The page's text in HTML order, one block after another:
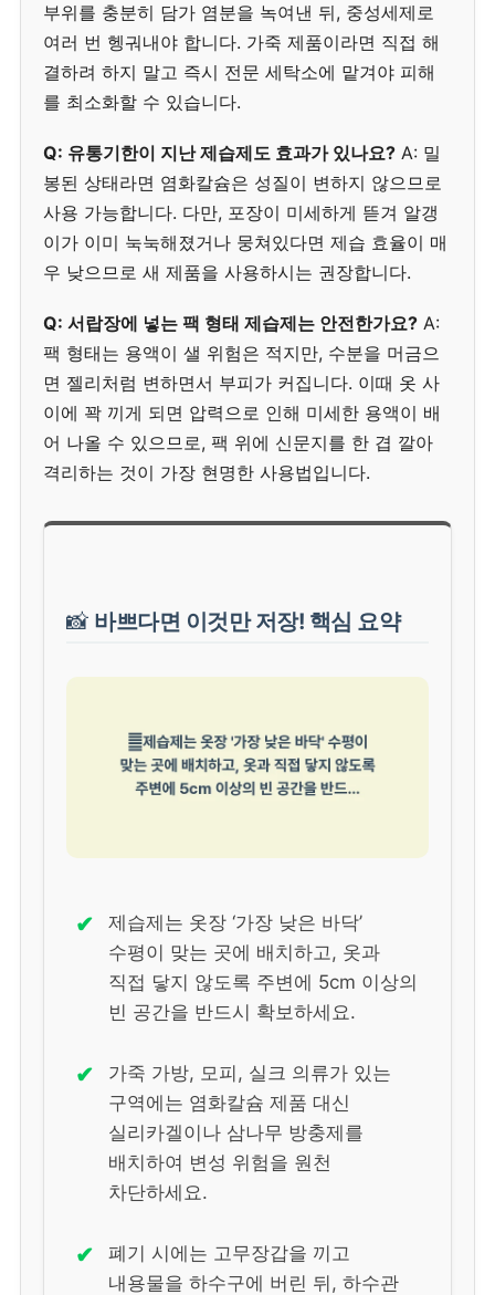
부위를 충분히 담가 염분을 녹여낸 뒤, 중성세제로
여러 번 헹궈내야 합니다. 가죽 제품이라면 직접 해
결하려 하지 말고 즉시 전문 세탁소에 맡겨야 피해
를 최소화할 수 있습니다.
Q: 유통기한이 지난 제습제도 효과가 있나요? A: 밀
봉된 상태라면 염화칼슘은 성질이 변하지 않으므로
사용 가능합니다. 다만, 포장이 미세하게 뜯겨 알갱
이가 이미 눅눅해졌거나 뭉쳐있다면 제습 효율이 매
우 낮으므로 새 제품을 사용하시는 권장합니다.
Q: 서랍장에 넣는 팩 형태 제습제는 안전한가요? A:
팩 형태는 용액이 샐 위험은 적지만, 수분을 머금으
면 젤리처럼 변하면서 부피가 커집니다. 이때 옷 사
이에 꽉 끼게 되면 압력으로 인해 미세한 용액이 배
어 나올 수 있으므로, 팩 위에 신문지를 한 겹 깔아
격리하는 것이 가장 현명한 사용법입니다.
📸 바쁘다면 이것만 저장! 핵심 요약
✔
제습제는 옷장 ‘가장 낮은 바닥’
수평이 맞는 곳에 배치하고, 옷과
직접 닿지 않도록 주변에 5cm 이상의
빈 공간을 반드시 확보하세요.
✔
가죽 가방, 모피, 실크 의류가 있는
구역에는 염화칼슘 제품 대신
실리카겔이나 삼나무 방충제를
배치하여 변성 위험을 원천
차단하세요.
✔
폐기 시에는 고무장갑을 끼고
내용물을 하수구에 버린 뒤, 하수관